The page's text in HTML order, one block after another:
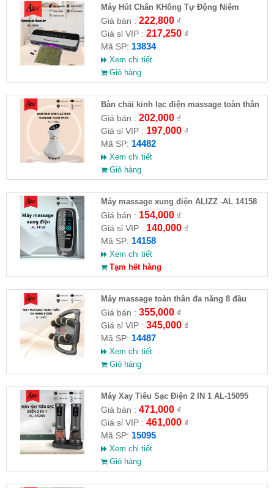
Máy Hút Chân KHông Tự Động Niêm
Phong AL-13834( HĐ )
Giá bán : 222,800₫
Giá sỉ VIP : 217,250₫
Mã SP: 13834
Xem chi tiết
Giỏ hàng
Bàn chải kinh lạc điện massage toàn thân
ALIZZ AL-14482
Giá bán : 202,000₫
Giá sỉ VIP : 197,000₫
Mã SP: 14482
Xem chi tiết
Giỏ hàng
Máy massage xung điện ALIZZ -AL 14158
Giá bán : 154,000₫
Giá sỉ VIP : 140,000₫
Mã SP: 14158
Xem chi tiết
Tạm hết hàng
Máy massage toàn thân đa năng 8 đầu
ALIZZ AL-14487
Giá bán : 355,000₫
Giá sỉ VIP : 345,000₫
Mã SP: 14487
Xem chi tiết
Giỏ hàng
Máy Xay Tiêu Sạc Điện 2 IN 1 AL-15095
Giá bán : 471,000₫
Giá sỉ VIP : 461,000₫
Mã SP: 15095
Xem chi tiết
Giỏ hàng